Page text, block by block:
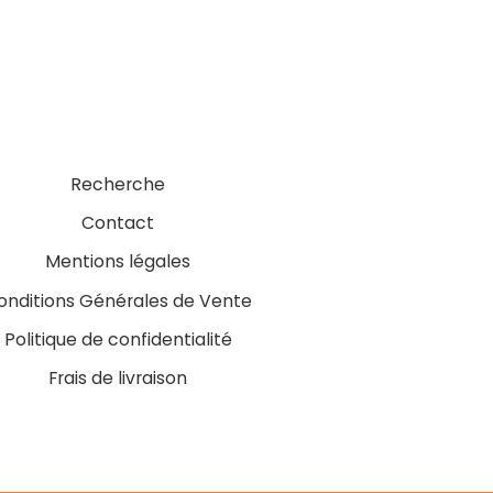
Recherche
Contact
Mentions légales
Générales de Vente
Politique de confidentialité
Frais de livraison